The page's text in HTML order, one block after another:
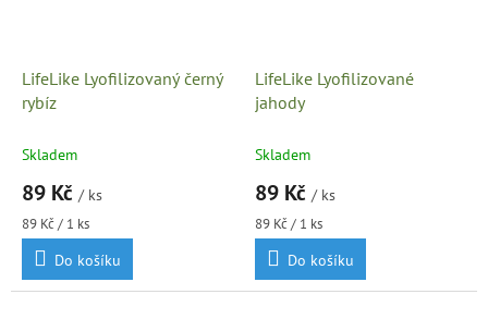
LifeLike Lyofilizovaný černý
rybíz
Skladem
89 Kč / ks
Měrná
cena:
89 Kč / 1 ks
Do košíku
LifeLike Lyofilizované
jahody
Skladem
89 Kč / ks
Měrná
cena:
89 Kč / 1 ks
Do košíku